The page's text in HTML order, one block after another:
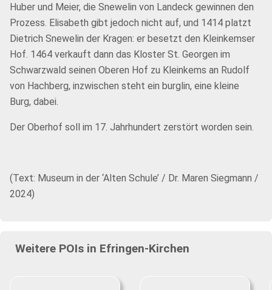
Huber und Meier, die Snewelin von Landeck gewinnen den
Prozess. Elisabeth gibt jedoch nicht auf, und 1414 platzt
Dietrich Snewelin der Kragen: er besetzt den Kleinkemser
Hof. 1464 verkauft dann das Kloster St. Georgen im
Schwarzwald seinen Oberen Hof zu Kleinkems an Rudolf
von Hachberg, inzwischen steht ein burglin, eine kleine
Burg, dabei.
Der Oberhof soll im 17. Jahrhundert zerstört worden sein.
(Text: Museum in der ‘Alten Schule’ / Dr. Maren Siegmann /
2024)
Weitere POIs in Efringen-Kirchen